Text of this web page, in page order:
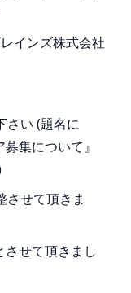
インズ株式会社
さい (題名に
集について』
させて頂きま
せて頂きまし